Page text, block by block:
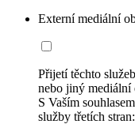
Externí mediální
Přijetí těchto
nebo jiný mediální
S Vaším
služby třetích stran: